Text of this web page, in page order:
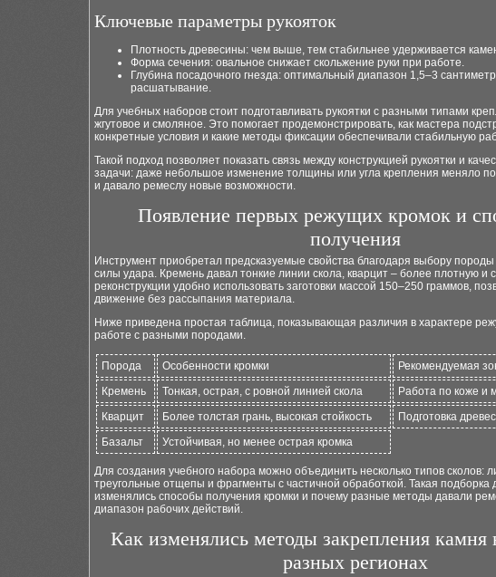
Ключевые параметры рукояток
Плотность древесины: чем выше, тем стабильнее удерживается
Форма сечения: овальное снижает скольжение руки при работе.
Глубина посадочного гнезда: оптимальный диапазон 1,5–3
расшатывание.
Для учебных наборов стоит подготавливать рукоятки с разными типами
жгутовое и смоляное. Это помогает продемонстрировать, как мастера
конкретные условия и какие методы фиксации обеспечивали стабильную
Такой подход позволяет показать связь между конструкцией рукоятки и
задачи: даже небольшое изменение толщины или угла крепления меняло
и давало ремеслу новые возможности.
Появление первых режущих кромок и
получения
Инструмент приобретал предсказуемые свойства благодаря выбору породы
силы удара. Кремень давал тонкие линии скола, кварцит – более плотную и
реконструкции удобно использовать заготовки массой 150–250 граммов,
движение без рассыпания материала.
Ниже приведена простая таблица, показывающая различия в характере
работе с разными породами.
Порода Особенности кромки
Рекомендуемая
Кремень
Тонкая, острая, с ровной линией скола
Работа по коже и
Кварцит
Более толстая грань, высокая стойкость
Подготовка
Базальт
Устойчивая, но менее острая кромка
Для создания учебного набора можно объединить несколько типов сколов:
треугольные отщепы и фрагменты с частичной обработкой. Такая подборка
изменялись способы получения кромки и почему разные методы давали
диапазон рабочих действий.
Как изменялись методы закрепления камня
разных регионах